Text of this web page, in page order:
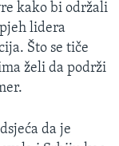
kako bi održali
lidera
Što se tiče
želi da podrži
da je